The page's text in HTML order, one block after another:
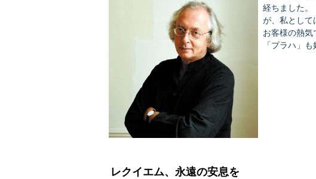
経ちました。 当日は、客席数2300を数える東京文化会館
が、私として
お客様の熱気で包ま
「プラハ」
レクイエム、永遠の安息を